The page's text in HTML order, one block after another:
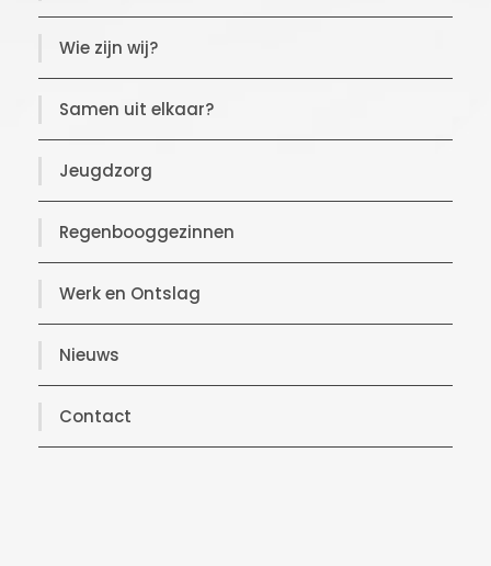
Wie zijn wij?
Samen uit elkaar?
Jeugdzorg
Regenbooggezinnen
Werk en Ontslag
Nieuws
Contact